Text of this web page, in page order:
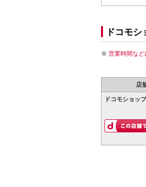
ドコモシ
営業時間な
店
ドコモショッ